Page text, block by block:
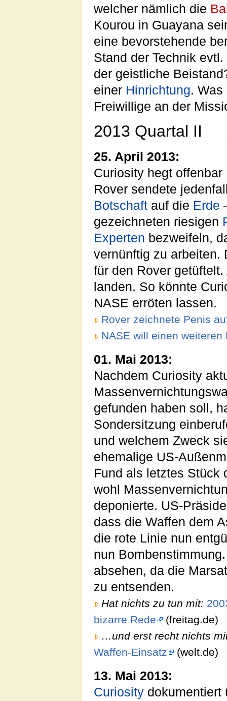
welcher nämlich die
Kourou in Guayana
eine bevorstehende
Stand der Technik
der geistliche
einer Hinrichtung.
Freiwillige an der
2013 Quartal II
25. April 2013:
Curiosity hegt
Rover sendete
Botschaft auf die Erde
gezeichneten riesigen
Experten bezweifeln,
vernünftig zu
für den Rover
landen. So könnte
NASE erröten lassen.
Rover zeichnete Penis
NASE will einen
01. Mai 2013:
Nachdem Curiosity
gefunden haben soll,
Sondersitzung
und welchem Zweck
ehemalige US-
Fund als letztes Stück
wohl
deponierte. US-
dass die Waffen dem
die rote Linie nun
nun
absehen, da die
zu entsenden.
Hat nichts zu tun mit:
bizarre Rede
(freitag.de)
…und erst recht nichts
Waffen-Einsatz
(welt.de)
13. Mai 2013:
Curiosity dokumentiert